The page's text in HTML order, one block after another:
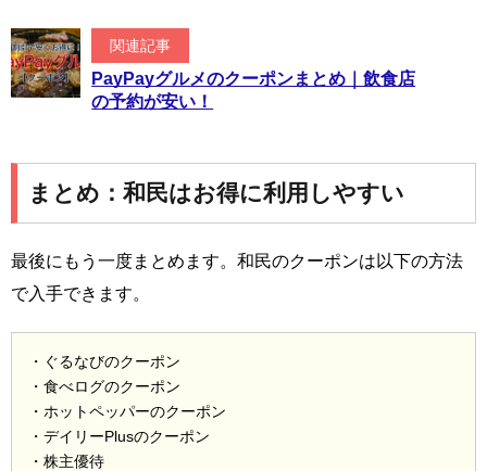
関連記事
PayPayグルメのクーポンまとめ｜飲食店
の予約が安い！
まとめ：和民はお得に利用しやすい
最後にもう一度まとめます。和民のクーポンは以下の方法
で入手できます。
・ぐるなびのクーポン
・食べログのクーポン
・ホットペッパーのクーポン
・デイリーPlusのクーポン
・株主優待